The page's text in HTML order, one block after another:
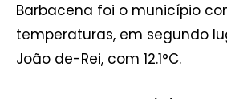
Barbacena foi o município
temperaturas, em segundo
João de-Rei, com 12.1°C.